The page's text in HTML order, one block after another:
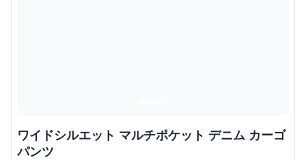
ワイドシルエット マルチポケット デニム カーゴ
パンツ